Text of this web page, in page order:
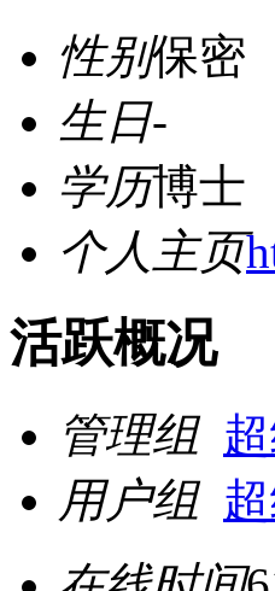
性别保密
生日-
学历博士
个人主页
活跃概况
管理组
用户组